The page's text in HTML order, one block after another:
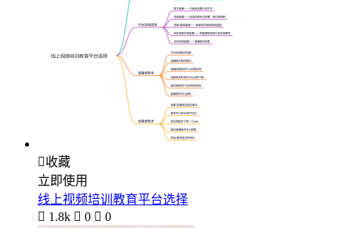
收藏
立即使用
线上视频培训教育平台选择
 1.8k  0  0